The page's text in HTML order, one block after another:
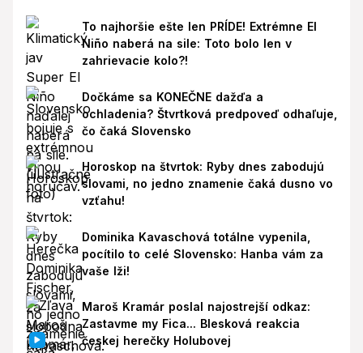
To najhoršie ešte len PRÍDE! Extrémne El
Niño naberá na sile: Toto bolo len v
zahrievacie kolo?!
Dočkáme sa KONEČNE dažďa a
ochladenia? Štvrtková predpoveď odhaľuje,
čo čaká Slovensko
Horoskop na štvrtok: Ryby dnes zabodujú
slovami, no jedno znamenie čaká dusno vo
vzťahu!
Dominika Kavaschová totálne vypenila,
pocítilo to celé Slovensko: Hanba vám za
vaše lži!
Maroš Kramár poslal najostrejší odkaz:
Zastavme my Fica... Blesková reakcia
českej herečky Holubovej